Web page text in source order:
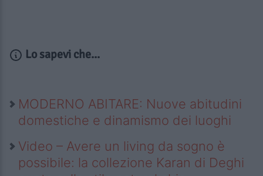
Lo sapevi che...
MODERNO ABITARE: Nuove abitudini
domestiche e dinamismo dei luoghi
Video – Avere un living da sogno è
possibile: la collezione Karan di Deghi